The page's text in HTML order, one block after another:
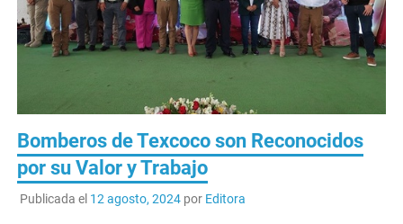
Bomberos de Texcoco son Reconocidos
por su Valor y Trabajo
Publicada el 12 agosto, 2024por Editora